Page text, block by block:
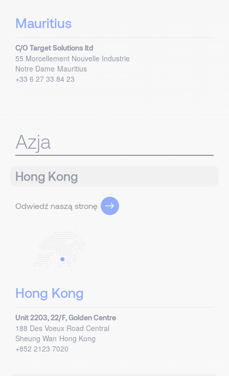
Mauritius
C/O Target Solutions ltd
55 Morcellement Nouvelle Industrie
Notre Dame Mauritius
+33 6 27 33 84 23
Azja
Hong Kong
Odwiedź naszą stronę
Hong Kong
Unit 2203, 22/F, Golden Centre
188 Des Voeux Road Central
Sheung Wan Hong Kong
+852 2123 7020